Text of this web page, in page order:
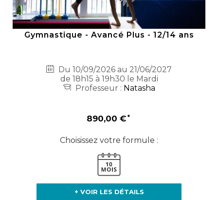
Gymnastique - Avancé Plus - 12/14 ans
Du 10/09/2026 au 21/06/2027
de 18h15 à 19h30 le Mardi
Professeur : Natasha
890,00 €
Choisissez votre formule :
+ VOIR LES DÉTAILS